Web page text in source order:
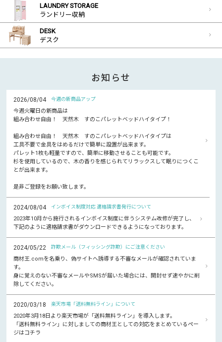
LAUNDRY STORAGE
ランドリー収納
DESK
デスク
お知らせ
2026/08/04 今週の新商品アップ
今週火曜日の新商品は
組み合わせ自由！ 天然木 すのこパレットベッドハイタイプ！
組み合わせ自由！ 天然木 すのこパレットベッドハイタイプは
工具不要で金具をはめるだけで簡単に設置が出来ます。
パレット1枚も軽量ですので、簡単に移動させることも可能です。
杉を使用しているので、木の香りを感じられてリラックスして眠りにつくこ
とが出来ます。
是非ご登録をお願い致します。
2024/08/04 インボイス制度対応 適格請求書発行について
2023年10月から施行されるインボイス制度に伴うシステム改修が完了し、
下記のように適格請求書がダウンロードできるようになっております。
2024/05/22 詐欺メール（フィッシング詐欺）にご注意ください
商材王.comを名乗り、偽サイトへ誘導する不審なメールが確認されていま
す。
身に覚えのない不審なメールやSMSが届いた場合には、開封せず速やかに削
除してください。
2020/03/18 楽天市場「送料無料ライン」について
2020年3月18日より楽天市場が「送料無料ライン」を導入します。
「送料無料ライン」に対しましての商材王としての対応をまとめているペー
ジはコチラ